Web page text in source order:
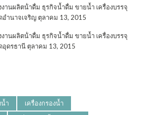
งานผลิตน้ําดื่ม ธุรกิจน้ำดื่ม ขายน้ำ เครื่องบรรจุ
อำนาจเจริญ ตุลาคม 13, 2015
งานผลิตน้ําดื่ม ธุรกิจน้ำดื่ม ขายน้ำ เครื่องบรรจุ
อุดรธานี ตุลาคม 13, 2015
น้ำ
เครื่องกรองน้ำ